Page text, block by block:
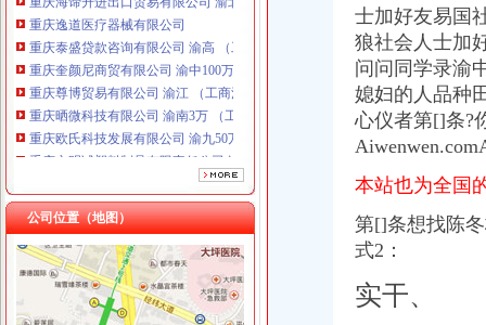
重庆逸道医疗器械有限公司
重庆泰盛贷款咨询有限公司 渝高 （工商注册）
重庆奎颜尼商贸有限公司 渝中100万 （工商注册）
重庆尊博贸易有限公司 渝江 （工商注册）
重庆晒微科技有限公司 渝南3万 （工商注册）
重庆欧氏科技发展有限公司 渝九50万 （进出口权）
重庆市明诚塑料制品有限责任公司 渝高100万 （进出口权）
重庆凯誉网络通信技术工程有限公司 渝中300万 （工商变更）
重庆佳技维科技发展有限公司 渝南100万 （进出口权）
公司位置（地图）
士加好友易国
狼社会人士加
问问同学录渝
媳妇的人品种
心仪者第[]条?
本站也为全国
第[]条想找陈
式2：
实干、